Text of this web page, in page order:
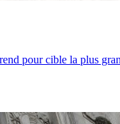
pour cible la plus